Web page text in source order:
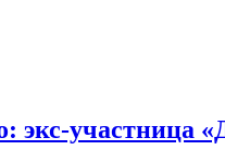
экс-участница